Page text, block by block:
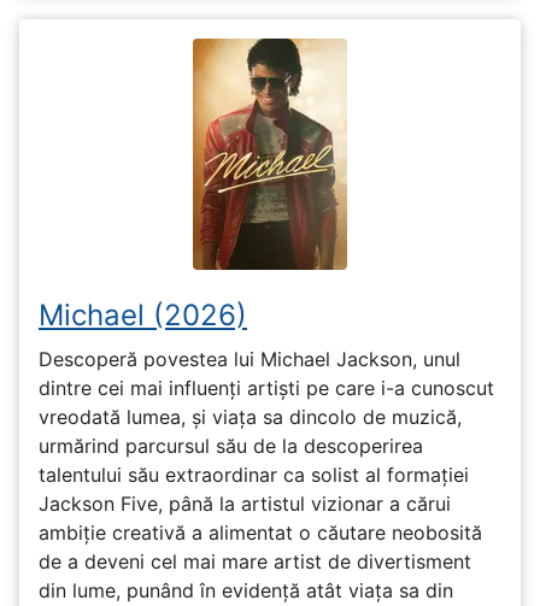
Michael (2026)
Descoperă povestea lui Michael Jackson, unul
dintre cei mai influenți artiști pe care i-a cunoscut
vreodată lumea, și viața sa dincolo de muzică,
urmărind parcursul său de la descoperirea
talentului său extraordinar ca solist al formației
Jackson Five, până la artistul vizionar a cărui
ambiție creativă a alimentat o căutare neobosită
de a deveni cel mai mare artist de divertisment
din lume, punând în evidență atât viața sa din